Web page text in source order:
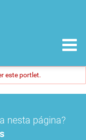
este portlet.
nesta página?